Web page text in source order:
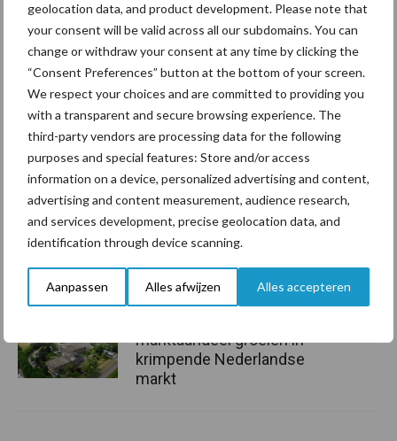
geolocation data, and product development. Please note that
your consent will be valid across all our subdomains. You can
change or withdraw your consent at any time by clicking the
“Consent Preferences” button at the bottom of your screen.
We respect your choices and are committed to providing you
with a transparent and secure browsing experience. The
third-party vendors are processing data for the following
purposes and special features: Store and/or access
information on a device, personalized advertising and content,
advertising and content measurement, audience research,
and services development, precise geolocation data, and
identification through device scanning.
Aanpassen Alles afwijzen Alles accepteren
Aanbevolen voor jou!
Grondstoffenmarkt blijft
geopolitiek houden handel
in de greep
De speenhuid: een vaak
onderschatte risicofactor
voor mastitis
marktaandeel groeien in
krimpende Nederlandse
markt